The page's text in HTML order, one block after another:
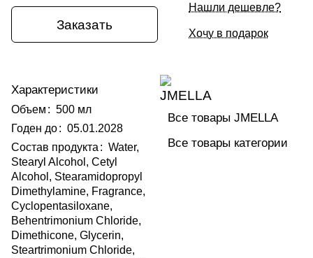
Заказать
Характеристики
Объем : 500 мл
Годен до: 05.01.2028
Состав продукта : Water,
Stearyl Alcohol, Cetyl
Alcohol, Stearamidopropyl
Dimethylamine, Fragrance,
Cyclopentasiloxane,
Behentrimonium Chloride,
Dimethicone, Glycerin,
Steartrimonium Chloride,
Нашли дешевле?
Хочу в подарок
Все товары JMELLA
Все товары категории